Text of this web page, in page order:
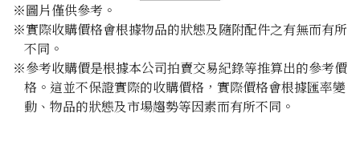
Chanel Camellia Chain Shoulder Bag Canvas Black
參考回收價
※圖片僅供參考。
※實際收購價格會根據物品的狀態及隨附配件之有無而有所
不同。
※參考收購價是根據本公司拍賣交易紀錄等推算出的參考價
格。這並不保證實際的收購價格，實際價格會根據匯率變
動、物品的狀態及市場趨勢等因素而有所不同。